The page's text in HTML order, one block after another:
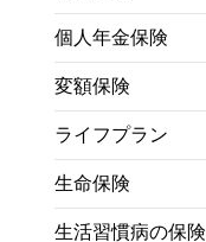
個人年金保険
変額保険
ライフプラン
生命保険
生活習慣病の保険